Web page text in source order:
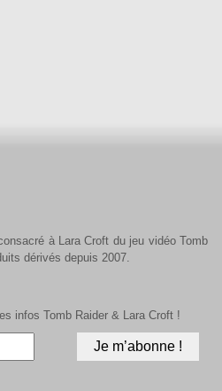
à Lara Croft du jeu vidéo Tomb
dérivés depuis 2007.
infos Tomb Raider & Lara Croft !